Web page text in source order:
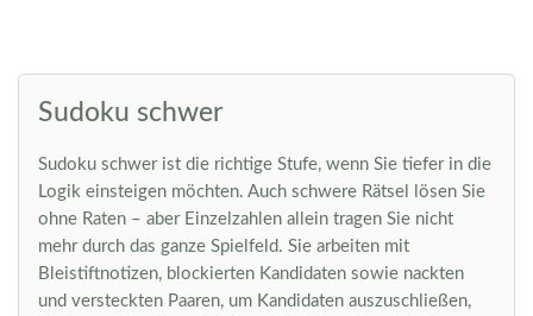
Sudoku schwer
Sudoku schwer ist die richtige Stufe, wenn Sie tiefer in die
Logik einsteigen möchten. Auch schwere Rätsel lösen Sie
ohne Raten – aber Einzelzahlen allein tragen Sie nicht
mehr durch das ganze Spielfeld. Sie arbeiten mit
Bleistiftnotizen, blockierten Kandidaten sowie nackten
und versteckten Paaren, um Kandidaten auszuschließen,